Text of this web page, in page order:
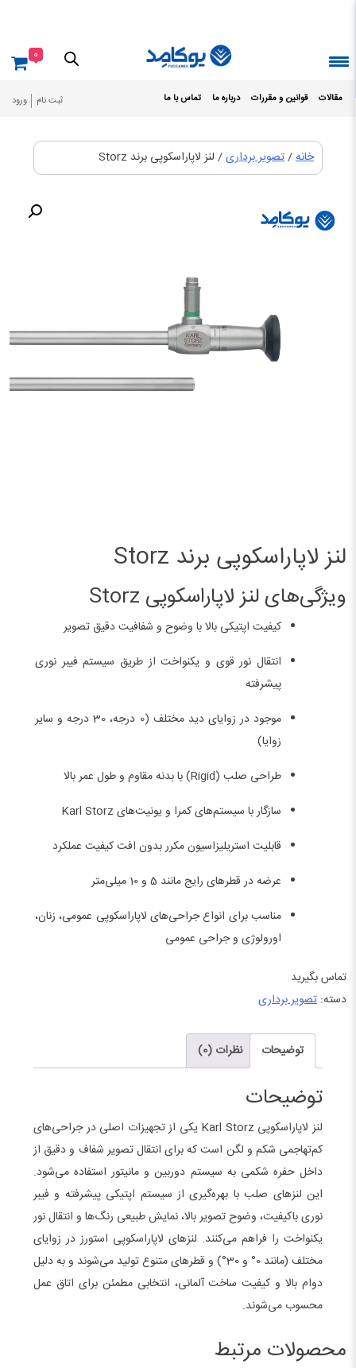
مقالات قوانین و مقررات درباره ما تماس با ما ثبت نام ورود
0
خانه/تصویر برداری/ لنز لاپاراسکوپی برند Storz
لنز لاپاراسکوپی برند Storz
ویژگی‌های لنز لاپاراسکوپی Storz
کیفیت اپتیکی بالا با وضوح و شفافیت دقیق تصویر
انتقال نور قوی و یکنواخت از طریق سیستم فیبر نوری
پیشرفته
موجود در زوایای دید مختلف (0 درجه، 30 درجه و سایر
زوایا)
طراحی صلب (Rigid) با بدنه مقاوم و طول عمر بالا
سازگار با سیستم‌های کمرا و یونیت‌های Karl Storz
قابلیت استریلیزاسیون مکرر بدون افت کیفیت عملکرد
عرضه در قطرهای رایج مانند 5 و 10 میلی‌متر
مناسب برای انواع جراحی‌های لاپاراسکوپی عمومی، زنان،
اورولوژی و جراحی عمومی
تماس بگیرید
دسته: تصویر برداری
توضیحات نظرات (0)
توضیحات
لنز لاپاراسکوپی Karl Storz
یکی از تجهیزات اصلی در جراحی‌های
کم‌تهاجمی شکم و لگن است که برای انتقال تصویر شفاف و دقیق از
داخل حفره شکمی به سیستم دوربین و مانیتور استفاده می‌شود.
این لنزهای صلب با بهره‌گیری از سیستم اپتیکی پیشرفته و فیبر
نوری باکیفیت، وضوح تصویر بالا، نمایش طبیعی رنگ‌ها و انتقال نور
یکنواخت را فراهم می‌کنند. لنزهای لاپاراسکوپی استورز در زوایای
مختلف (مانند 0° و 30°) و قطرهای متنوع تولید می‌شوند و به دلیل
دوام بالا و کیفیت ساخت آلمانی، انتخابی مطمئن برای اتاق عمل
محسوب می‌شوند.
محصولات مرتبط